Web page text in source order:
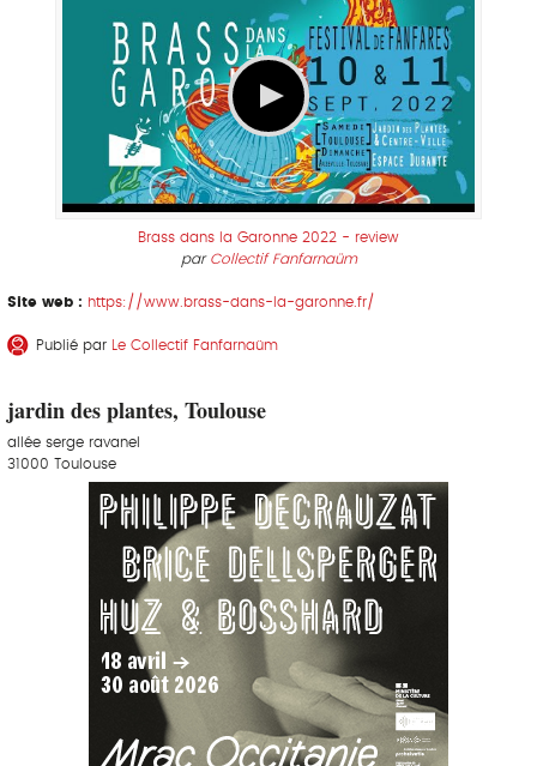
Brass dans la Garonne 2022 - review
par Collectif Fanfarnaüm
Site web : https://www.brass-dans-la-garonne.fr/
Publié par Le Collectif Fanfarnaüm
jardin des plantes, Toulouse
allée serge ravanel
31000 Toulouse